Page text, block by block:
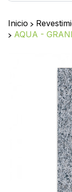
Inicio >
> AQUA -